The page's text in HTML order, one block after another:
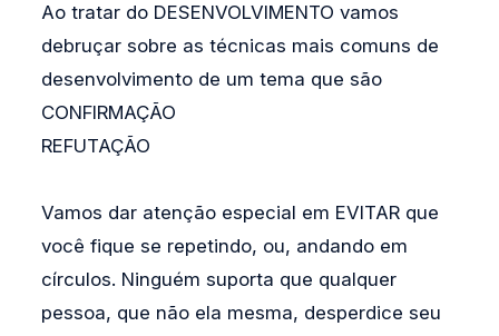
Ao tratar do DESENVOLVIMENTO vamos
debruçar sobre as técnicas mais comuns de
desenvolvimento de um tema que são
CONFIRMAÇÃO
REFUTAÇÃO
Vamos dar atenção especial em EVITAR que
você fique se repetindo, ou, andando em
círculos. Ninguém suporta que qualquer
pessoa, que não ela mesma, desperdice seu